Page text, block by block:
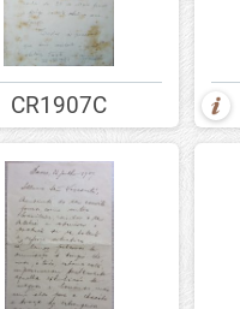
CR1907C